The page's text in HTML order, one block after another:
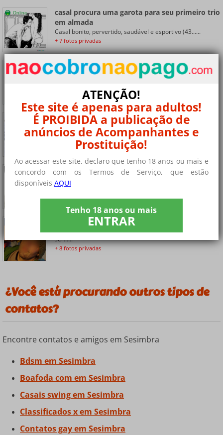
Online
casal procura uma garota para seu primeiro trio
em almada
Casal bonito, pervertido, saudável e esportivo (43......
+ 7 fotos privadas
Online morbocuckolds - casal bi procura um homem
Somos um casal bi de duas meninas, queremos
+ 9 fotos privadas
Casal swinger para swingers
Casal grátis procuramos trocas de casais com outros......
+ 8 fotos privadas
Rapariga para casais em setúbal
Olá, sou uma mulher safada que gosta de sexo e me......
+ 8 fotos privadas
Casal procura homem para sexo a três
Olá somos um casal jovem como o rua69 mas sem
ser......
+ 8 fotos privadas
¿Você está procurando outros tipos de
contatos?
Encontre contatos e amigos em Sesimbra
Bdsm em Sesimbra
Boafoda com em Sesimbra
Casais swing em Sesimbra
Classificados x em Sesimbra
Contatos gay em Sesimbra
ATENÇÃO!
Este site é apenas para adultos!
É PROIBIDA a publicação de
anúncios de Acompanhantes e
Prostituição!
Ao acessar este site, declaro que tenho 18 anos ou mais e
concordo com os Termos de Serviço, que estão
disponíveis AQUI
Tenho 18 anos ou mais
ENTRAR